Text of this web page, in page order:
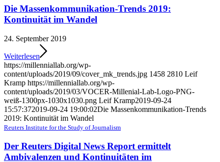
Die Massenkommunikation-Trends 2019:
Kontinuität im Wandel
24. September 2019
Weiterlesen
https://millenniallab.org/wp-
content/uploads/2019/09/cover_mk_trends.jpg 1458 2810 Leif
Kramp https://millenniallab.org/wp-
content/uploads/2019/03/VOCER-Millenial-Lab-Logo-PNG-
weiß-1300px-1030x1030.png Leif Kramp2019-09-24
15:57:372019-09-24 19:00:02Die Massenkommunikation-Trends
2019: Kontinuität im Wandel
Reuters Institute for the Study of Journalism
Der Reuters Digital News Report ermittelt
Ambivalenzen und Kontinuitäten im